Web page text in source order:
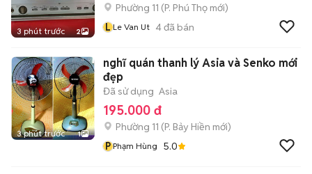
3 phút trước 2
Phường 11 (P. Phú Thọ mới)
L Le Van Ut 4đã bán
3 phút trước 1
nghĩ quán thanh lý Asia và Senko mới
đẹp
Đã sử dụng Asia
195.000 đ
Phường 11 (P. Bảy Hiền mới)
P Phạm Hùng 5.0